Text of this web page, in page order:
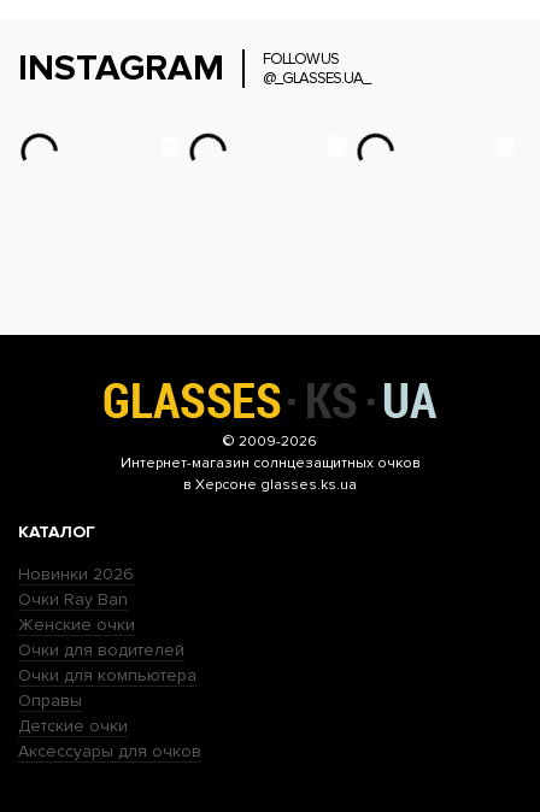
INSTAGRAM
FOLLOW US
@_GLASSES.UA_
© 2009-2026
Интернет-магазин солнцезащитных очков
в Херсоне glasses.ks.ua
КАТАЛОГ
Новинки 2026
Очки Ray Ban
Женские очки
Очки для водителей
Очки для компьютера
Оправы
Детские очки
Аксессуары для очков